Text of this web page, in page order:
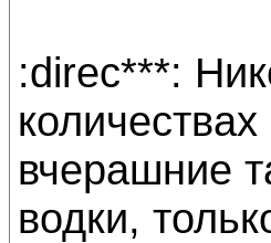
:direc***:
вчерашние
водки,